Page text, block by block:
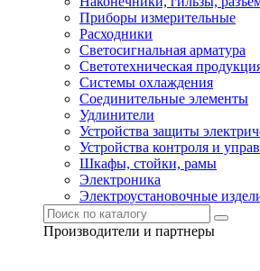
Приборы измерительные
Расходники
Светосигнальная арматура
Светотехническая
Системы охлаждения
Соединительные элементы
Удлинители
Устройства защиты
Устройства контроля и
Шкафы, стойки, рамы
Электроника
Электроустановочные
Производители и партнеры